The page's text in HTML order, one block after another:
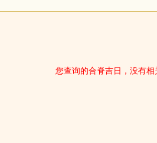
您查询的合脊吉日，没有相